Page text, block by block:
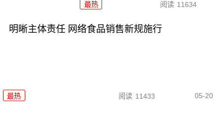
最热 阅读 11634
明晰主体责任 网络食品销售新规施行
最热 阅读 11433 05-20